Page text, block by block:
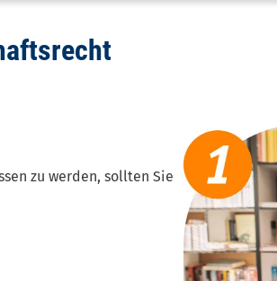
zu werden, sollten Sie